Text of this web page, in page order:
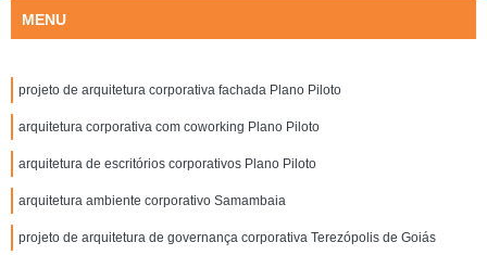
MENU
projeto de arquitetura corporativa fachada Plano Piloto
arquitetura corporativa com coworking Plano Piloto
arquitetura de escritórios corporativos Plano Piloto
arquitetura ambiente corporativo Samambaia
projeto de arquitetura de governança corporativa Terezópolis de Goiás